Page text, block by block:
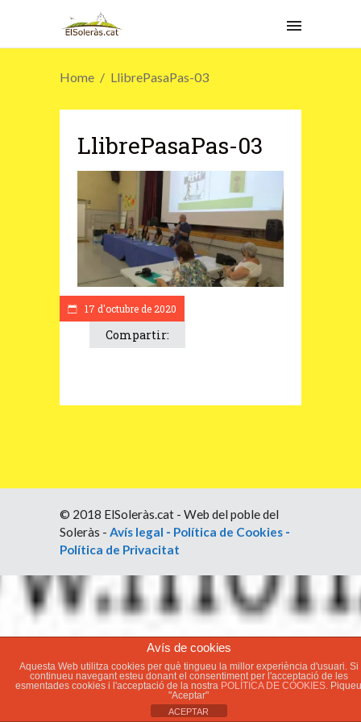
Home LlibrePasaPas-03
17 d'octubre de 2020
LlibrePasaPas-03
Compartir:
© 2018 ElSoleràs.cat - Web del poble del
Soleràs - Avís legal - Política de Cookies -
Política de Privacitat
Avís de cookies
Aquesta Web utilitza cookies per què tingueu la millor experiència d'usuari. Si
continueu navegant esteu donant el consentiment per l'acceptació de les
esmentades cookies i l'acceptació de la nostra POLÍTICA DE COOKIES. Piqueu
"Aceptar"
ACEPTAR